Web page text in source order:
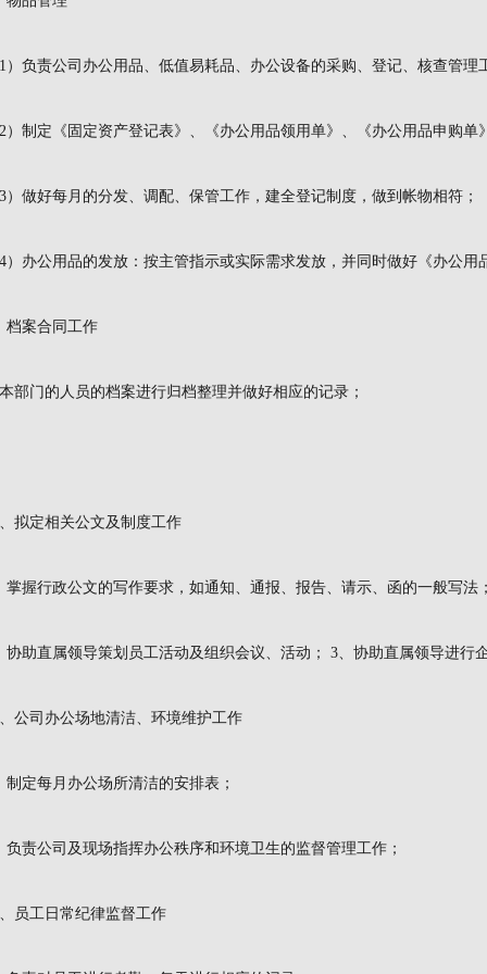
1）负责公司办公用品、低值易耗品、办公设备的采购、登记、核查管理
2）制定《固定资产登记表》、《办公用品领用单》、《办公用品申购单
3）做好每月的分发、调配、保管工作，建全登记制度，做到帐物相符；
4）办公用品的发放：按主管指示或实际需求发放，并同时做好《办公用
档案合同工作
部门的人员的档案进行归档整理并做好相应的记录；
拟定相关公文及制度工作
掌握行政公文的写作要求，如通知、通报、报告、请示、函的一般写法
协助直属领导策划员工活动及组织会议、活动； 3、协助直属领导进行
公司办公场地清洁、环境维护工作
制定每月办公场所清洁的安排表；
负责公司及现场指挥办公秩序和环境卫生的监督管理工作；
员工日常纪律监督工作